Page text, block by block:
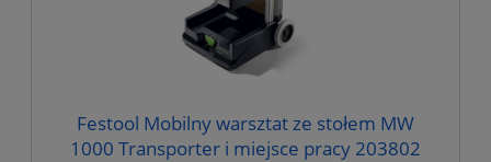
Festool Mobilny warsztat ze stołem MW
1000 Transporter i miejsce pracy 203802